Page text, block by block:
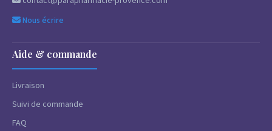
Nous écrire
Aide & commande
Livraison
Suivi de commande
FAQ